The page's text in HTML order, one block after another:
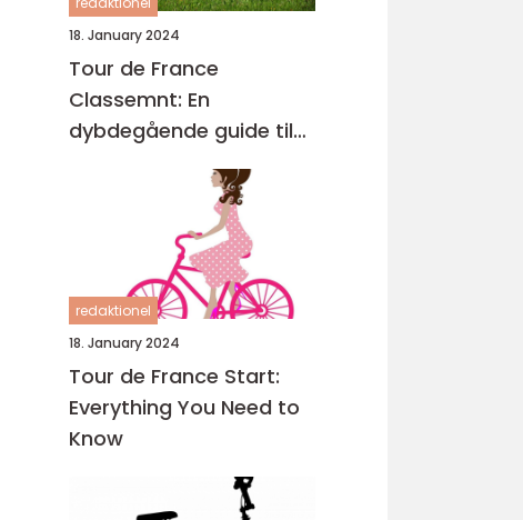
18. January 2024
Tour de France
Classemnt: En
dybdegående guide til
cykelløbets mest
prestigefyldte ryttere
redaktionel
18. January 2024
Tour de France Start:
Everything You Need to
Know